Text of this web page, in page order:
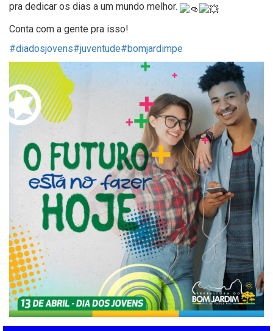
pra dedicar os dias a um mundo melhor.
Conta com a gente pra isso!
#diadosjovens#juventude#bomjardimpe